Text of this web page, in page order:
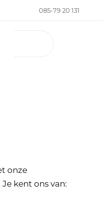
085-79 20 131
onze
kent ons van: